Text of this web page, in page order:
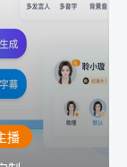
播
让每一个内容
生产灵活定制